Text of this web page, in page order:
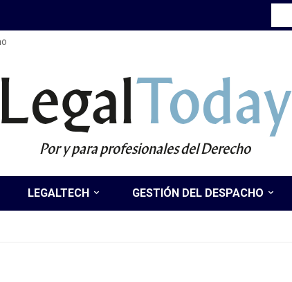
LegalToday
Por y para profesionales del Derecho
LEGALTECH GESTIÓN DEL DESPACHO